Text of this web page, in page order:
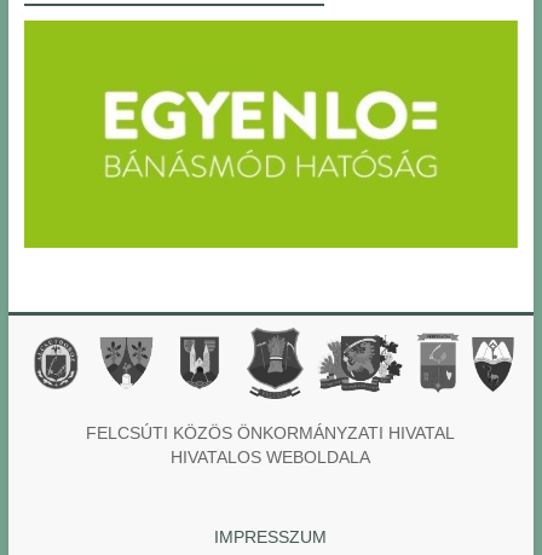
FELCSÚTI KÖZÖS ÖNKORMÁNYZATI HIVATAL
HIVATALOS WEBOLDALA
IMPRESSZUM